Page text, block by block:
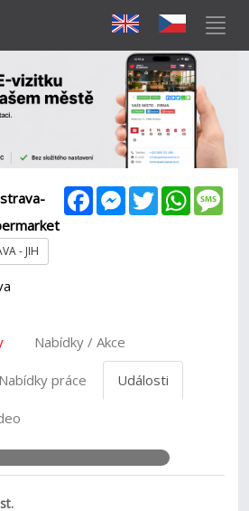
FacebookMessenger
Twitter
- JIH
Nabídky / Akce
Nabídky práce Události